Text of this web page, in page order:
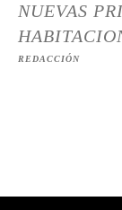
NUEVAS
REDACCIÓN